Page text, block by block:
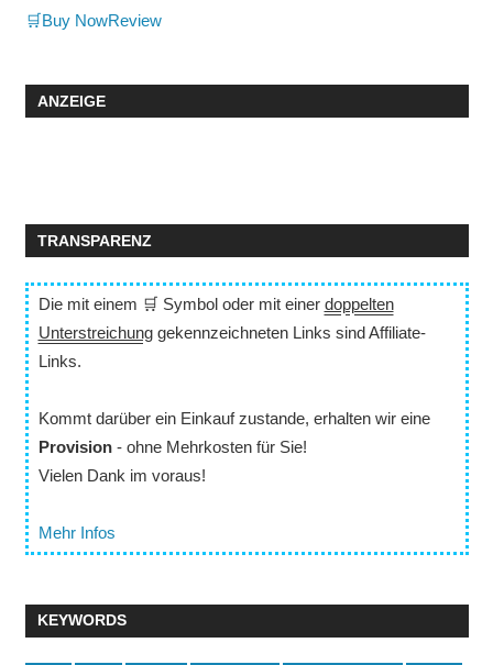
🛒Buy NowReview
ANZEIGE
TRANSPARENZ
Die mit einem 🛒 Symbol oder mit einer doppelten
Unterstreichunggekennzeichneten Links sind Affiliate-
Links.
Kommt darüber ein Einkauf zustande, erhalten wir eine
Provision- ohne Mehrkosten für Sie!
Vielen Dank im voraus!
Mehr Infos
KEYWORDS